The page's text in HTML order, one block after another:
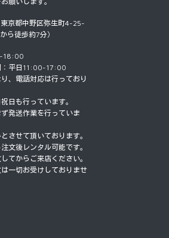
京都中野区弥生町4-25-
ら徒歩約7分）
18:00
：平日11:00-17:00
、電話対応は行っており
日も行っています。
発送作業を行っていま
させて頂いております。
文後レンタル可能です。
てからご来店ください。
一切お受けしておりませ